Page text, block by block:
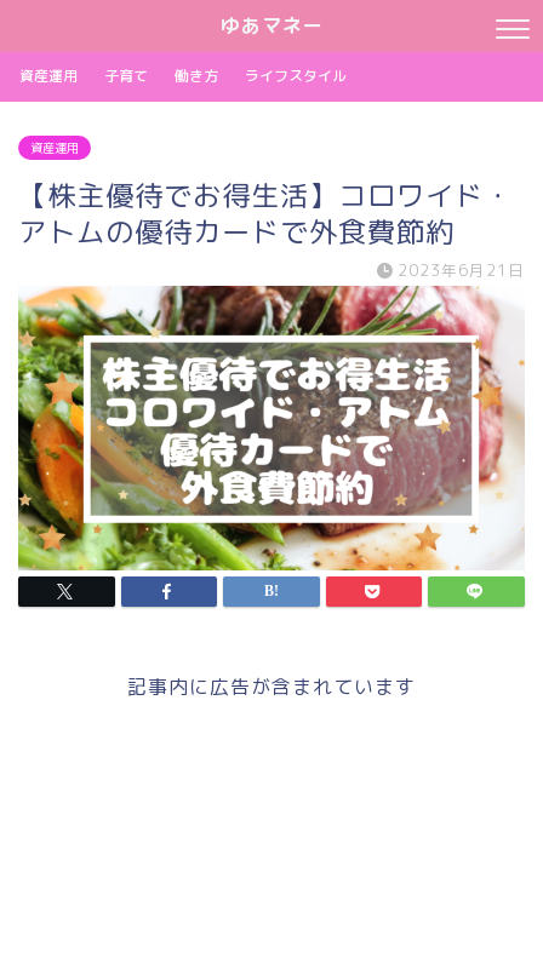
ゆあマネー
資産運用 子育て 働き方 ライフスタイル
資産運用
【株主優待でお得生活】コロワイド・
アトムの優待カードで外食費節約
2023年6月21日
記事内に広告が含まれています